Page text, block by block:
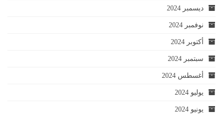
ديسمبر 2024
نوفمبر 2024
أكتوبر 2024
سبتمبر 2024
أغسطس 2024
يوليو 2024
يونيو 2024